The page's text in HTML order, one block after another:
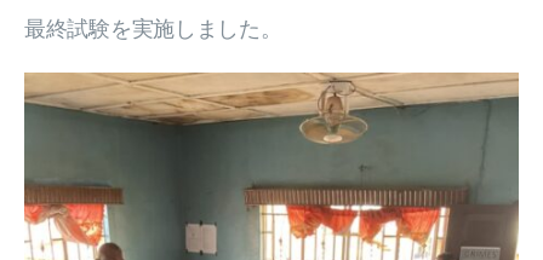
最終試験を実施しました。